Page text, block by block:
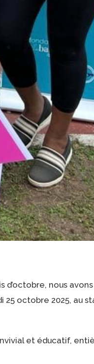
d’octobre, nous
octobre 2025, au
et éducatif,